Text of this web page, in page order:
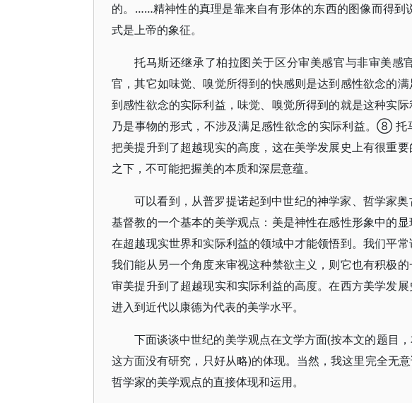
的。……精神性的真理是靠来自有形体的东西的图像而得
式是上帝的象征。
托马斯还继承了柏拉图关于区分审美感官与非审美感
官，其它如味觉、嗅觉所得到的快感则是达到感性欲念的
到感性欲念的实际利益，味觉、嗅觉所得到的就是这种实
乃是事物的形式，不涉及满足感性欲念的实际利益。⑧ 托
把美提升到了超越现实的高度，这在美学发展史上有很重
之下，不可能把握美的本质和深层意蕴。
可以看到，从普罗提诺起到中世纪的神学家、哲学家
基督教的一个基本的美学观点：美是神性在感性形象中的
在超越现实世界和实际利益的领域中才能领悟到。我们平
我们能从另一个角度来审视这种禁欲主义，则它也有积极
审美提升到了超越现实和实际利益的高度。在西方美学发
进入到近代以康德为代表的美学水平。
下面谈谈中世纪的美学观点在文学方面(按本文的题目
这方面没有研究，只好从略)的体现。当然，我这里完全无
哲学家的美学观点的直接体现和运用。